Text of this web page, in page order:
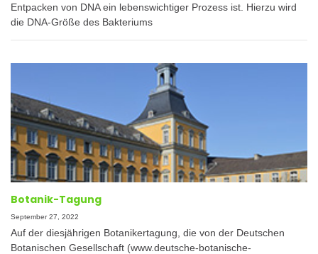
Entpacken von DNA ein lebenswichtiger Prozess ist. Hierzu wird
die DNA-Größe des Bakteriums
Botanik-Tagung
September 27, 2022
Auf der diesjährigen Botanikertagung, die von der Deutschen
Botanischen Gesellschaft (www.deutsche-botanische-